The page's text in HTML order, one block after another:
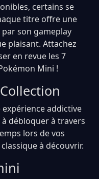
certains se
titre offre une
son gameplay
plaisant. Attachez
en revue les 7
Mini !
addictive
à débloquer à travers
lors de vos
à découvrir.